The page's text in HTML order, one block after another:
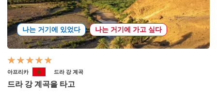
나는 거기에 있었다 나는 거기에 가고 싶다
아프리카 드라 강 계곡
드라 강 계곡을 타고